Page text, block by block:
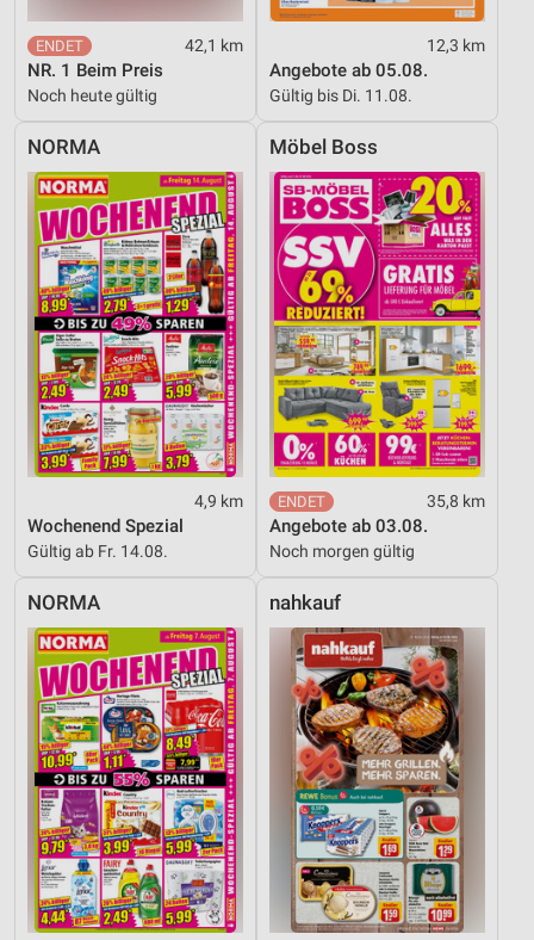
42,1 km
NR. 1 Beim Preis
Noch heute gültig
12,3 km
Angebote ab 05.08.
Gültig bis Di. 11.08.
NORMA
4,9 km
Wochenend Spezial
Gültig ab Fr. 14.08.
Möbel Boss
35,8 km
Angebote ab 03.08.
Noch morgen gültig
NORMA nahkauf
Performance
Funktional
Werbung